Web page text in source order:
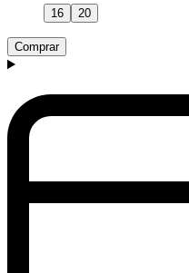
16 20
Comprar